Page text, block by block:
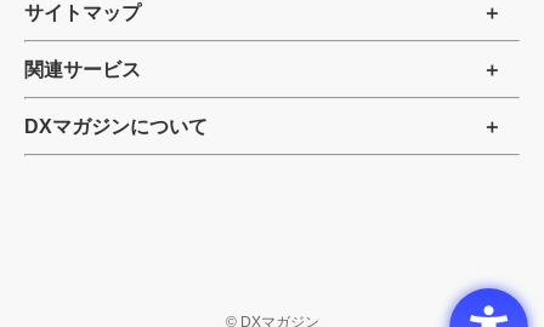
サイトマップ
関連サービス
DXマガジンについて
©DXマガジン